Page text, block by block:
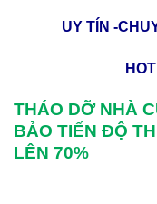
UY TÍN -
THÁO DỠ NHÀ
BẢO TIẾN ĐỘ
LÊN 70%